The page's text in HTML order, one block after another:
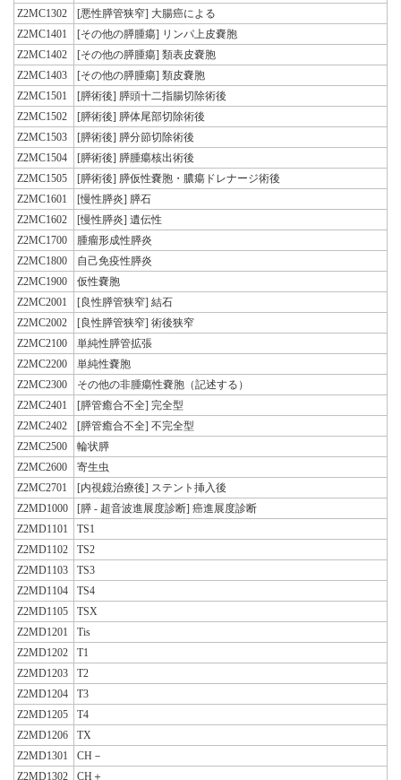
Z2MC1302
[悪性膵管狭窄] 大腸癌による
Z2MC1401
[その他の膵腫瘍] リンパ上皮嚢胞
Z2MC1402
[その他の膵腫瘍] 類表皮嚢胞
Z2MC1403
[その他の膵腫瘍] 類皮嚢胞
Z2MC1501
[膵術後] 膵頭十二指腸切除術後
Z2MC1502
[膵術後] 膵体尾部切除術後
Z2MC1503
[膵術後] 膵分節切除術後
Z2MC1504
[膵術後] 膵腫瘍核出術後
Z2MC1505
[膵術後] 膵仮性嚢胞・膿瘍ドレナージ術後
Z2MC1601
[慢性膵炎] 膵石
Z2MC1602
[慢性膵炎] 遺伝性
Z2MC1700
腫瘤形成性膵炎
Z2MC1800
自己免疫性膵炎
Z2MC1900
仮性嚢胞
Z2MC2001
[良性膵管狭窄] 結石
Z2MC2002
[良性膵管狭窄] 術後狭窄
Z2MC2100
単純性膵管拡張
Z2MC2200
単純性嚢胞
Z2MC2300
その他の非腫瘍性嚢胞（記述する）
Z2MC2401
[膵管癒合不全] 完全型
Z2MC2402
[膵管癒合不全] 不完全型
Z2MC2500
輪状膵
Z2MC2600
寄生虫
Z2MC2701
[内視鏡治療後] ステント挿入後
Z2MD1000
[膵 - 超音波進展度診断] 癌進展度診断
Z2MD1101
TS1
Z2MD1102
TS2
Z2MD1103
TS3
Z2MD1104
TS4
Z2MD1105
TSX
Z2MD1201
Tis
Z2MD1202
T1
Z2MD1203
T2
Z2MD1204
T3
Z2MD1205
T4
Z2MD1206
TX
Z2MD1301
CH－
Z2MD1302
CH＋